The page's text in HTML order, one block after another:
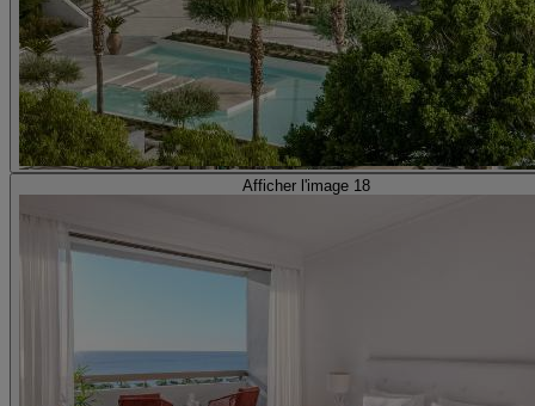
Afficher l'image 18